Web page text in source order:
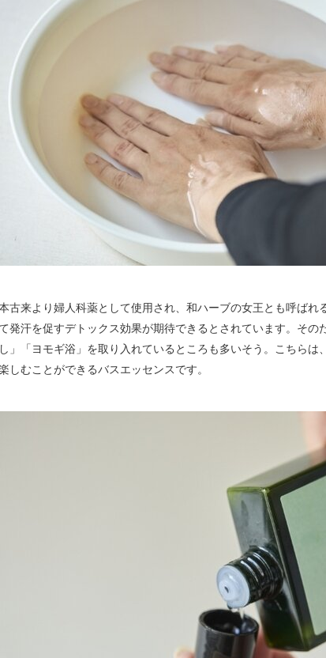
古来より婦人科薬として使用され、和ハーブの女王とも呼ばれ
発汗を促すデトックス効果が期待できるとされています。その
」「ヨモギ浴」を取り入れているところも多いそう。こちらは
しむことができるバスエッセンスです。